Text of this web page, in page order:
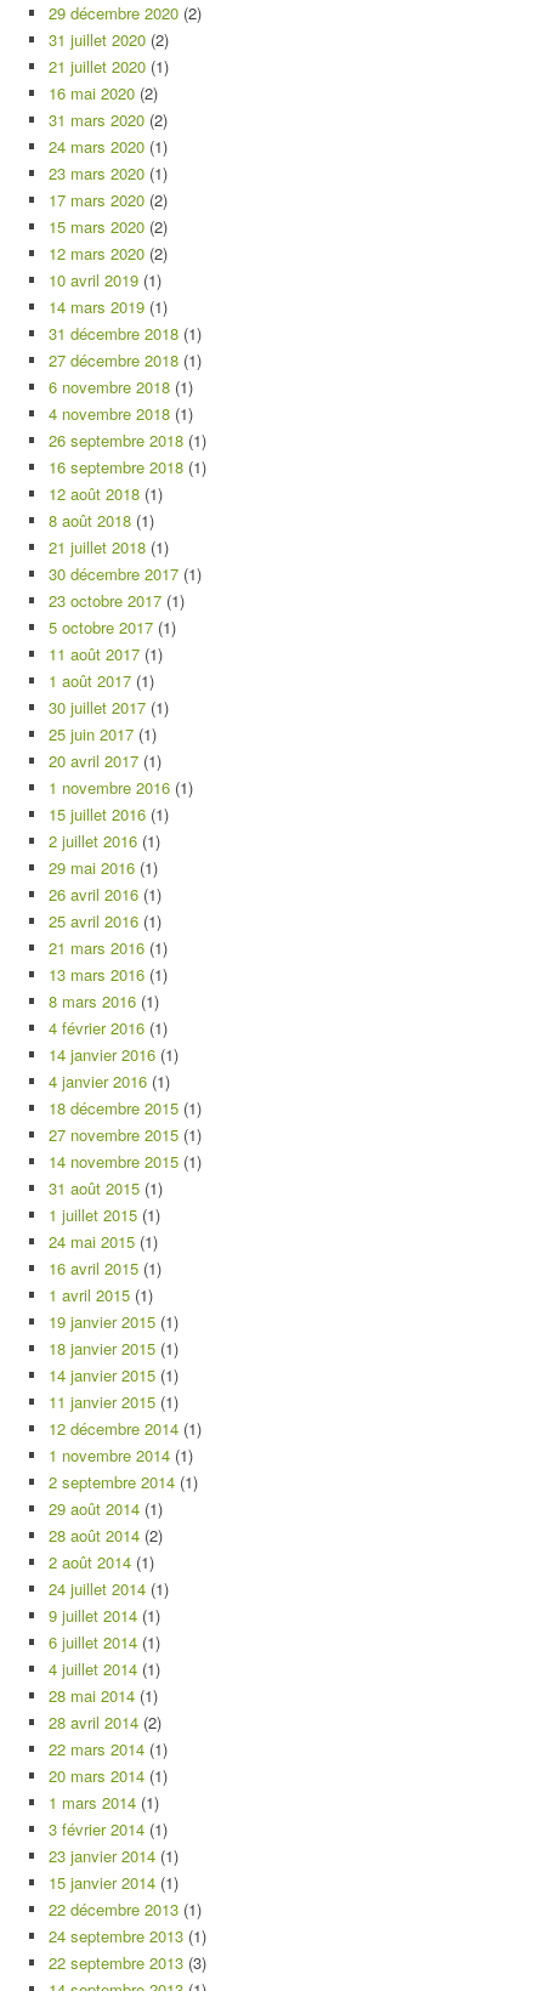
29 décembre 2020 (2)
31 juillet 2020 (2)
21 juillet 2020 (1)
16 mai 2020 (2)
31 mars 2020 (2)
24 mars 2020 (1)
23 mars 2020 (1)
17 mars 2020 (2)
15 mars 2020 (2)
12 mars 2020 (2)
10 avril 2019 (1)
14 mars 2019 (1)
31 décembre 2018 (1)
27 décembre 2018 (1)
6 novembre 2018 (1)
4 novembre 2018 (1)
26 septembre 2018 (1)
16 septembre 2018 (1)
12 août 2018 (1)
8 août 2018 (1)
21 juillet 2018 (1)
30 décembre 2017 (1)
23 octobre 2017 (1)
5 octobre 2017 (1)
11 août 2017 (1)
1 août 2017 (1)
30 juillet 2017 (1)
25 juin 2017 (1)
20 avril 2017 (1)
1 novembre 2016 (1)
15 juillet 2016 (1)
2 juillet 2016 (1)
29 mai 2016 (1)
26 avril 2016 (1)
25 avril 2016 (1)
21 mars 2016 (1)
13 mars 2016 (1)
8 mars 2016 (1)
4 février 2016 (1)
14 janvier 2016 (1)
4 janvier 2016 (1)
18 décembre 2015 (1)
27 novembre 2015 (1)
14 novembre 2015 (1)
31 août 2015 (1)
1 juillet 2015 (1)
24 mai 2015 (1)
16 avril 2015 (1)
1 avril 2015 (1)
19 janvier 2015 (1)
18 janvier 2015 (1)
14 janvier 2015 (1)
11 janvier 2015 (1)
12 décembre 2014 (1)
1 novembre 2014 (1)
2 septembre 2014 (1)
29 août 2014 (1)
28 août 2014 (2)
2 août 2014 (1)
24 juillet 2014 (1)
9 juillet 2014 (1)
6 juillet 2014 (1)
4 juillet 2014 (1)
28 mai 2014 (1)
28 avril 2014 (2)
22 mars 2014 (1)
20 mars 2014 (1)
1 mars 2014 (1)
3 février 2014 (1)
23 janvier 2014 (1)
15 janvier 2014 (1)
22 décembre 2013 (1)
24 septembre 2013 (1)
22 septembre 2013 (3)